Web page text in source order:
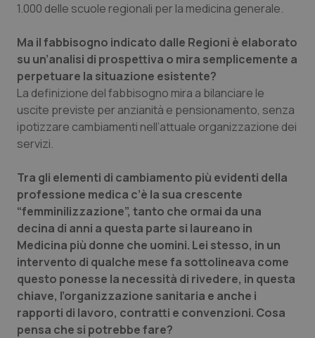
1.000 delle scuole regionali per la medicina generale.
Ma il fabbisogno indicato dalle Regioni è elaborato
su un’analisi di prospettiva o mira semplicemente a
perpetuare la situazione esistente?
La definizione del fabbisogno mira a bilanciare le
uscite previste per anzianità e pensionamento, senza
ipotizzare cambiamenti nell’attuale organizzazione dei
servizi.
Tra gli elementi di cambiamento più evidenti della
professione medica c’è la sua crescente
“femminilizzazione”, tanto che ormai da una
decina di anni a questa parte si laureano in
Medicina più donne che uomini. Lei stesso, in un
intervento di qualche mese fa sottolineava come
questo ponesse la necessità di rivedere, in questa
chiave, l’organizzazione sanitaria e anche i
rapporti di lavoro, contratti e convenzioni. Cosa
pensa che si potrebbe fare?